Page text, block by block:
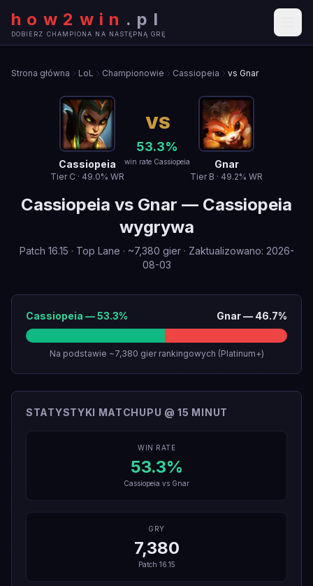
how2win . pl
DOBIERZ CHAMPIONA NA NASTĘPNĄ GRĘ
Strona główna LoL Championowie Cassiopeia vs Gnar
Cassiopeia
Tier C · 49.0% WR
VS
53.3%
win rate Cassiopeia Gnar
Tier B · 49.2% WR
Cassiopeia vs Gnar — Cassiopeia
wygrywa
Patch 16.15 · Top Lane · ~7,380 gier· Zaktualizowano: 2026-
08-03
Cassiopeia —53.3% Gnar— 46.7%
Na podstawie ~7,380 gier rankingowych (Platinum+)
STATYSTYKI MATCHUPU @ 15 MINUT
WIN RATE
53.3%
Cassiopeia vs Gnar
GRY
7,380
Patch 16.15